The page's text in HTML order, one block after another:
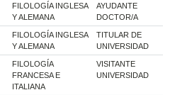
FILOLOGÍA INGLESA
Y ALEMANA
AYUDANTE
DOCTOR/A
FILOLOGÍA INGLESA
Y ALEMANA
TITULAR DE
UNIVERSIDAD
FILOLOGÍA
FRANCESA E
ITALIANA
VISITANTE
UNIVERSIDAD